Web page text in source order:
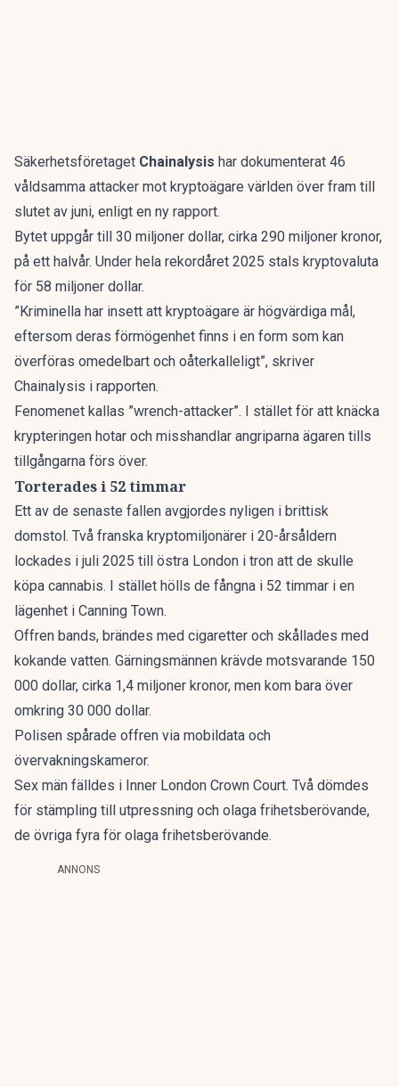
Säkerhetsföretaget Chainalysis har dokumenterat 46
våldsamma attacker mot kryptoägare världen över fram till
slutet av juni, enligt en ny rapport.
Bytet uppgår till 30 miljoner dollar, cirka 290 miljoner kronor,
på ett halvår. Under hela rekordåret 2025 stals kryptovaluta
för 58 miljoner dollar.
”Kriminella har insett att kryptoägare är högvärdiga mål,
eftersom deras förmögenhet finns i en form som kan
överföras omedelbart och oåterkalleligt”, skriver
Chainalysis i rapporten.
Fenomenet kallas ”wrench-attacker”. I stället för att knäcka
krypteringen hotar och misshandlar angriparna ägaren tills
tillgångarna förs över.
Torterades i 52 timmar
Ett av de senaste fallen avgjordes nyligen i brittisk
domstol. Två franska kryptomiljonärer i 20-årsåldern
lockades i juli 2025 till östra London i tron att de skulle
köpa cannabis. I stället hölls de fångna i 52 timmar i en
lägenhet i Canning Town.
Offren bands, brändes med cigaretter och skållades med
kokande vatten. Gärningsmännen krävde motsvarande 150
000 dollar, cirka 1,4 miljoner kronor, men kom bara över
omkring 30 000 dollar.
Polisen spårade offren via mobildata och
övervakningskameror.
Sex män fälldes i Inner London Crown Court. Två dömdes
för stämpling till utpressning och olaga frihetsberövande,
de övriga fyra för olaga frihetsberövande.
ANNONS